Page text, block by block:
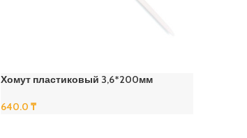
Хомут пластиковый 3,6*200мм
640.0₸